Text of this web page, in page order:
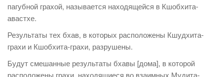
пагубной грахой, называется находящейся в Кшобхита-
авастхе.
Результаты тех бхав, в которых расположены Кшудхита-
грахи и Кшобхита-грахи, разрушены.
Будут смешанные результаты бхавы [дома], в которой
расположены грахи, находящиеся во взаимных Мудита-